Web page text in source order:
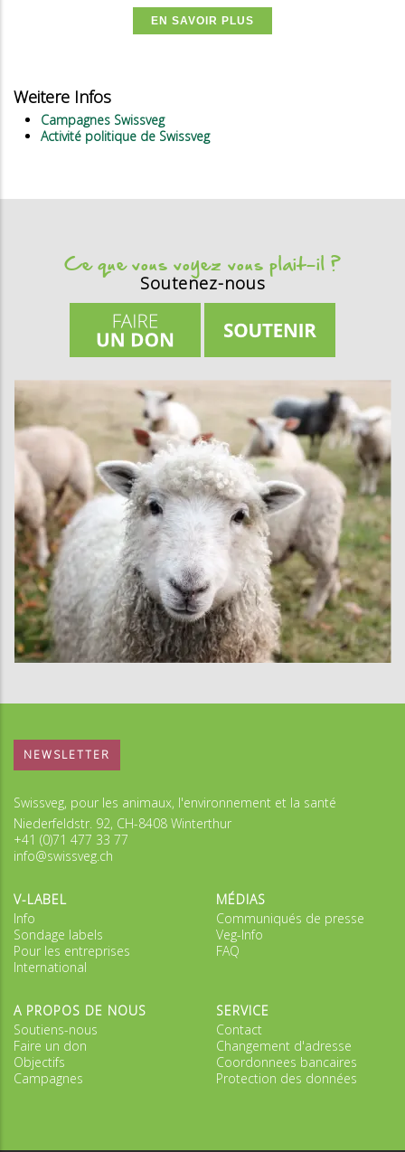
EN SAVOIR PLUS
Weitere Infos
Campagnes Swissveg
Activité politique de Swissveg
Ce que vous voyez vous plait-il ?
Soutenez-nous
NEWSLETTER
Swissveg, pour les animaux, l'environnement et la santé
Niederfeldstr. 92, CH-8408 Winterthur
+41 (0)71 477 33 77
info@swissveg.ch
V-LABEL
Info
Sondage labels
Pour les entreprises
International
MÉDIAS
Communiqués de presse
Veg-Info
FAQ
A PROPOS DE NOUS
Soutiens-nous
Faire un don
Objectifs
Campagnes
SERVICE
Contact
Changement d'adresse
Coordonnees bancaires
Protection des données